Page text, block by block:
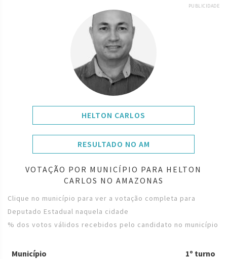
PUBLICIDADE
HELTON CARLOS
RESULTADO NO AM
VOTAÇÃO POR MUNICÍPIO PARA HELTON
CARLOS NO AMAZONAS
Clique no município para ver a votação completa para
Deputado Estadual naquela cidade
% dos votos válidos recebidos pelo candidato no município
Município 1º turno